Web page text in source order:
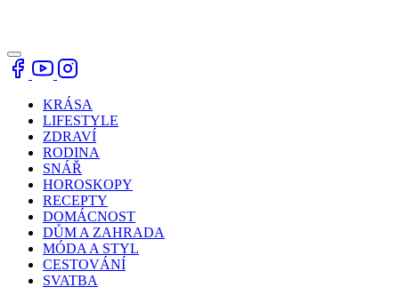
KRÁSA
LIFESTYLE
ZDRAVÍ
RODINA
SNÁŘ
HOROSKOPY
RECEPTY
DOMÁCNOST
DŮM A ZAHRADA
MÓDA A STYL
CESTOVÁNÍ
SVATBA